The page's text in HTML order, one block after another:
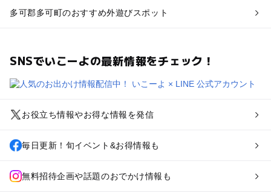
多可郡多可町のおすすめ外遊びスポット
SNSでいこーよの最新情報をチェック！
お役立ち情報やお得な情報を発信
毎日更新！旬イベント&お得情報も
無料招待企画や話題のおでかけ情報も